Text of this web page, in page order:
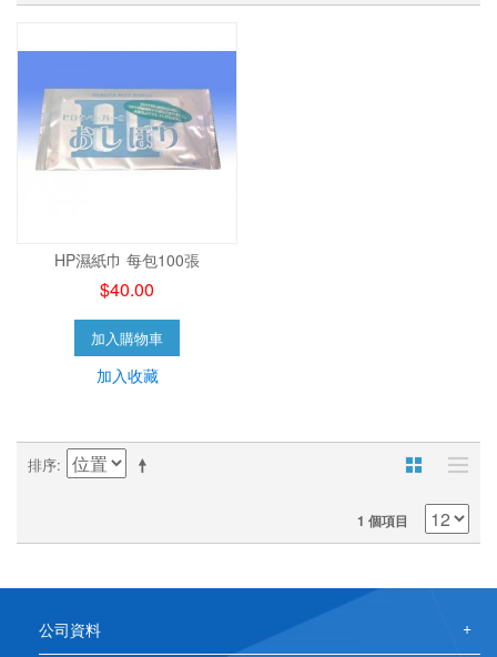
HP濕紙巾 每包100張
$40.00
加入購物車
加入收藏
排序
1 個項目
公司資料